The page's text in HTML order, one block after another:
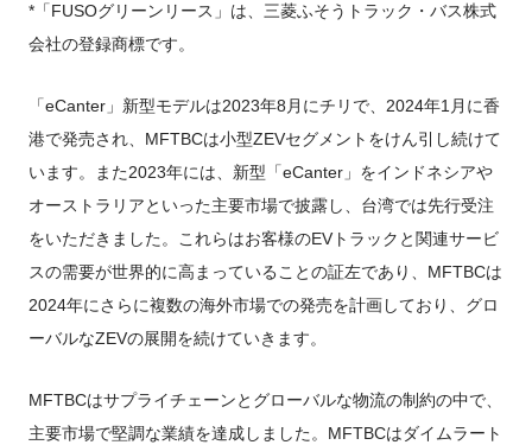
*「FUSOグリーンリース」は、三菱ふそうトラック・バス株式
会社の登録商標です。
「eCanter」新型モデルは2023年8月にチリで、2024年1月に香
港で発売され、MFTBCは小型ZEVセグメントをけん引し続けて
います。また2023年には、新型「eCanter」をインドネシアや
オーストラリアといった主要市場で披露し、台湾では先行受注
をいただきました。これらはお客様のEVトラックと関連サービ
スの需要が世界的に高まっていることの証左であり、MFTBCは
2024年にさらに複数の海外市場での発売を計画しており、グロ
ーバルなZEVの展開を続けていきます。
MFTBCはサプライチェーンとグローバルな物流の制約の中で、
主要市場で堅調な業績を達成しました。MFTBCはダイムラート